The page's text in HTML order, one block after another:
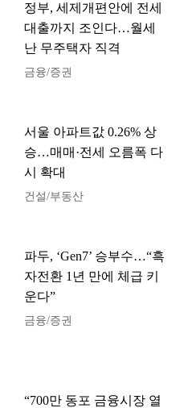
정부, 세제개편안에 전세
대출까지 조인다…월세
난 무주택자 직격
금융/증권
서울 아파트값 0.26% 상
승…매매·전세 오름폭 다
시 확대
건설/부동산
파두, ‘Gen7’ 승부수…“흑
자전환 1년 만에 체급 키
운다”
금융/증권
“700만 동포 금융시장 열